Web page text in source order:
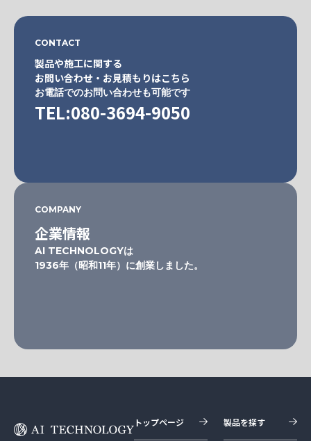
CONTACT
製品や施工に関する
お問い合わせ・お見積もりはこちら
お電話でのお問い合わせも可能です
TEL:080-3694-9050
COMPANY
企業情報
AI TECHNOLOGYは
1936年（昭和11年）に創業しました。
トップページ 製品を探す